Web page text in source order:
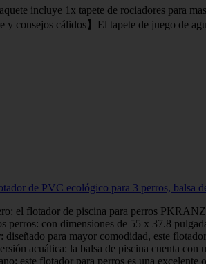
incluye 1x tapete de rociadores para
consejos cálidos】El tapete de juego de
de PVC ecológico para 3 perros,
el flotador de piscina para perros
perros: con dimensiones de 55 x 37.8
diseñado para mayor comodidad, este
acuática: la balsa de piscina cuenta
este flotador para perros es una